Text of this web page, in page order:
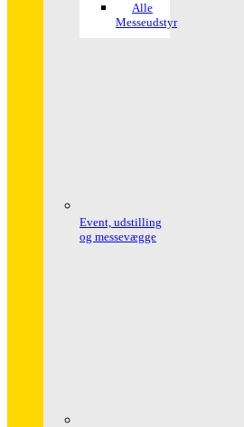
Alle
Messeudstyr
Event, udstilling
og messevægge